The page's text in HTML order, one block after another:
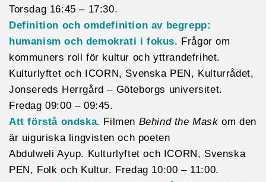
Torsdag 16:45 – 17:30.
Definition och omdefinition av begrepp:
humanism och demokrati i fokus. Frågor om
kommuners roll för kultur och yttrandefrihet.
Kulturlyftet och ICORN, Svenska PEN, Kulturrådet,
Jonsereds Herrgård – Göteborgs universitet.
Fredag 09:00 – 09:45.
Att förstå ondska. Filmen Behind the Mask om den
är uiguriska lingvisten och poeten
Abdulweli Ayup. Kulturlyftet och ICORN, Svenska
PEN, Folk och Kultur. Fredag 10:00 – 11:00.